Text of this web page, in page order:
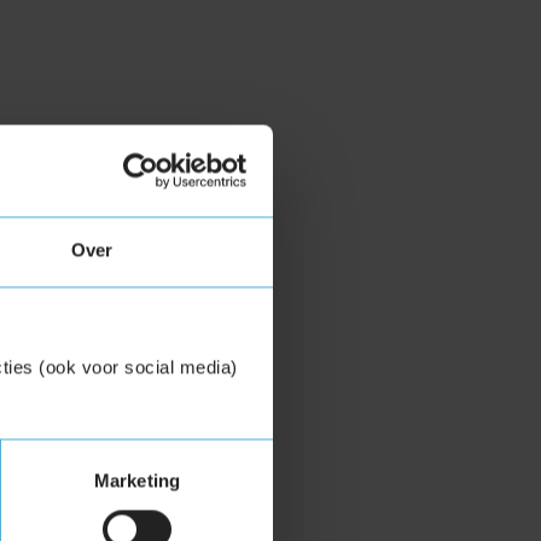
Over
(ook voor social media)
Marketing